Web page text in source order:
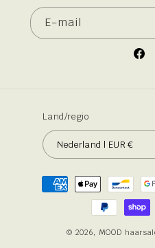
E‑mail
Land/regio
Nederland | EUR €
Betaalmethoden
© 2026, MOOD